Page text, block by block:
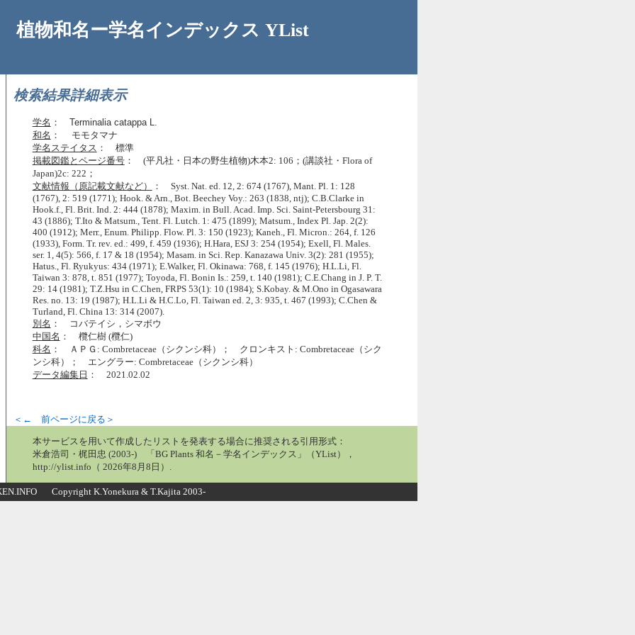
植物和名ー学名インデックス YList
検索結果詳細表示
学名 ： Terminalia catappa L.
和名 ： モモタマナ
学名ステイタス ： 標準
掲載図鑑とページ番号： (平凡社・日本の野生植物)木本2: 106；(講談社・Flora of
Japan)2c: 222；
文献情報（原記載文献など）
： Syst. Nat. ed. 12, 2: 674 (1767), Mant. Pl. 1: 128
(1767), 2: 519 (1771); Hook. & Arn., Bot. Beechey Voy.: 263 (1838, ntj); C.B.Clarke in
Hook.f., Fl. Brit. Ind. 2: 444 (1878); Maxim. in Bull. Acad. Imp. Sci. Saint-Petersbourg 31:
43 (1886); T.Ito & Matsum., Tent. Fl. Lutch. 1: 475 (1899); Matsum., Index Pl. Jap. 2(2):
400 (1912); Merr., Enum. Philipp. Flow. Pl. 3: 150 (1923); Kaneh., Fl. Micron.: 264, f. 126
(1933), Form. Tr. rev. ed.: 499, f. 459 (1936); H.Hara, ESJ 3: 254 (1954); Exell, Fl. Males.
ser. 1, 4(5): 566, f. 17 & 18 (1954); Masam. in Sci. Rep. Kanazawa Univ. 3(2): 281 (1955);
Hatus., Fl. Ryukyus: 434 (1971); E.Walker, Fl. Okinawa: 768, f. 145 (1976); H.L.Li, Fl.
Taiwan 3: 878, t. 851 (1977); Toyoda, Fl. Bonin Is.: 259, t. 140 (1981); C.E.Chang in J. P. T.
29: 14 (1981); T.Z.Hsu in C.Chen, FRPS 53(1): 10 (1984); S.Kobay. & M.Ono in Ogasawara
Res. no. 13: 19 (1987); H.L.Li & H.C.Lo, Fl. Taiwan ed. 2, 3: 935, t. 467 (1993); C.Chen &
Turland, Fl. China 13: 314 (2007).
別名 ： コバテイシ，シマボウ
中国名 ： 欖仁樹 (欖仁)
科名 ： ＡＰＧ: Combretaceae（シクンシ科）； クロンキスト: Combretaceae（シク
ンシ科）； エングラー: Combretaceae（シクンシ科）
データ編集日 ： 2021.02.02
＜← 前ページに戻る＞
本サービスを用いて作成したリストを発表する場合に推奨される引用形式：
米倉浩司・梶田忠 (2003-) 「BG Plants 和名－学名インデックス」（YList），
http://ylist.info（ 2026年8月8日）.
Copyright K.Yonekura & T.Kajita 2003-